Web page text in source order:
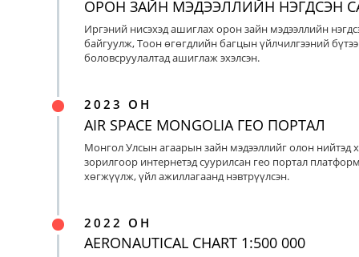
ОРОН ЗАЙН МЭДЭЭЛЛИЙН НЭГДСЭН
Иргэний нисэхэд ашиглах орон зайн мэдээллийн
байгуулж, Тоон өгөгдлийн багцын үйлчилгээний
боловсруулалтад ашиглаж эхэлсэн.
2023 ОН
AIR SPACE MONGOLIA ГЕО ПОРТАЛ
Монгол Улсын агаарын зайн мэдээллийг олон нийтэд
зорилгоор интернетэд суурилсан гео портал
хөгжүүлж, үйл ажиллагаанд нэвтрүүлсэн.
2022 ОН
AERONAUTICAL CHART 1:500 000